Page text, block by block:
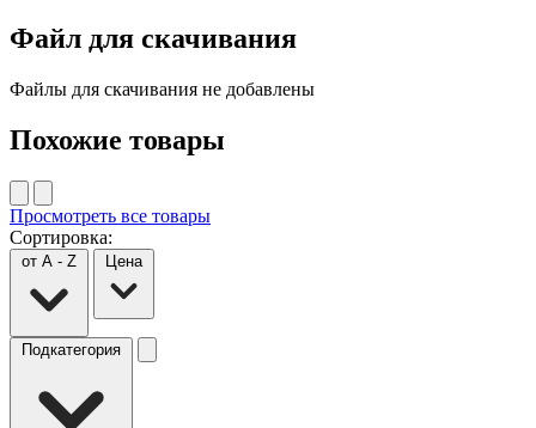
Файл для скачивания
Файлы для скачивания не добавлены
Похожие товары
Просмотреть все товары
Сортировка:
от A - Z Цена
Подкатегория